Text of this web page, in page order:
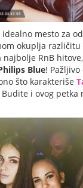
mesto za
okuplja
RnB
Blue!
što karakteriše
i ovog petka